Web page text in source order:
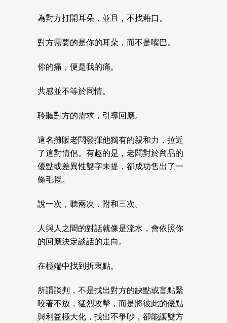
為對方打開耳朵，並且，不找藉口。
對方需要的是你的耳朵，而不是嘴巴。
你的痛，便是我的痛。
共感並不等於同情。
聆聽對方的需求，引導回應。
這名攤販老闆發揮他獨有的親和力，拉近
了這對情侶。有趣的是，老闆對於商品的
優點或差異性雙字未提，卻成功售出了一
條毛毯。
說一次，聽兩次，附和三次。
人與人之間的對話就像是流水，會依照你
的回應決定談話的走向。
在極端中找到折衷點。
所謂談判，不是找出對方的缺點或盲點緊
咬著不放，猛烈攻擊，而是將彼此的優點
與利益極大化，找出不爭吵，卻能讓雙方